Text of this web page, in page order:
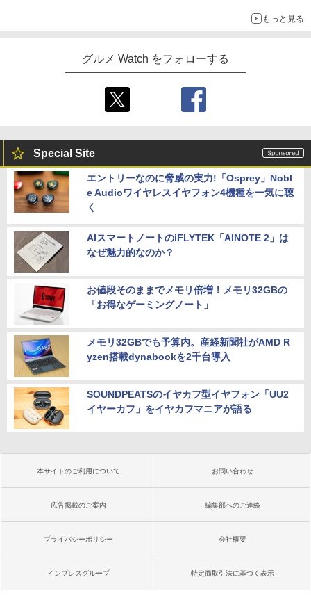
もっと見る
グルメ Watch をフォローする
Special Site
エントリーなのに脅威の実力!「Osprey」Nobl
e Audioワイヤレスイヤフォン4機種を一気に聴
く
AIスマートノートのiFLYTEK「AINOTE 2」は
なぜ魅力的なのか？
お値段そのままでメモリ倍増！メモリ32GBの
「お得なゲーミングノート」
メモリ32GBでも予算内。産経新聞社がAMD R
yzen搭載dynabookを2千台導入
SOUNDPEATSのイヤカフ型イヤフォン「UU2
イヤーカフ」をイヤカフマニアが語る
本サイトのご利用について お問い合わせ
広告掲載のご案内 編集部へのご連絡
プライバシーポリシー 会社概要
インプレスグループ 特定商取引法に基づく表示